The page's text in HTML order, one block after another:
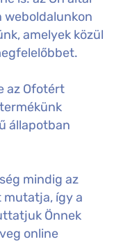
amelyek közül
az Ofotért
állapotban
mindig az
így a
Önnek
online